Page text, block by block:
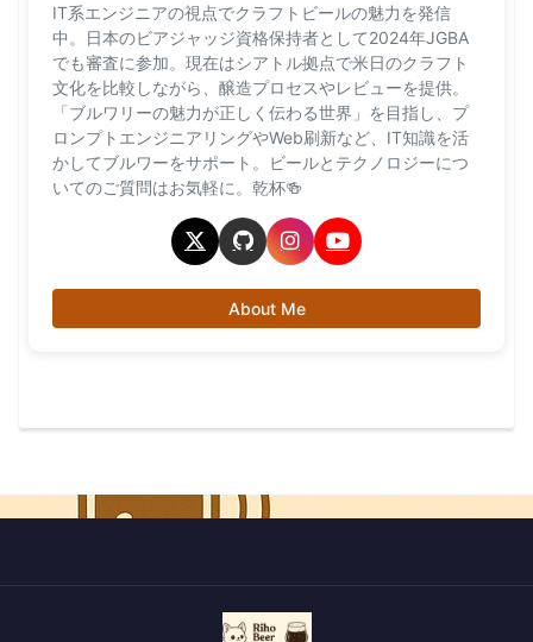
IT系エンジニアの視点でクラフトビールの魅力を発信
中。日本のビアジャッジ資格保持者として2024年JGBA
でも審査に参加。現在はシアトル拠点で米日のクラフト
文化を比較しながら、醸造プロセスやレビューを提供。
「ブルワリーの魅力が正しく伝わる世界」を目指し、プ
ロンプトエンジニアリングやWeb刷新など、IT知識を活
かしてブルワーをサポート。ビールとテクノロジーにつ
いてのご質問はお気軽に。乾杯🍻
About Me